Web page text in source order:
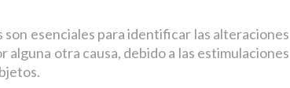
esenciales para identificar las alteraciones
otra causa, debido a las estimulaciones